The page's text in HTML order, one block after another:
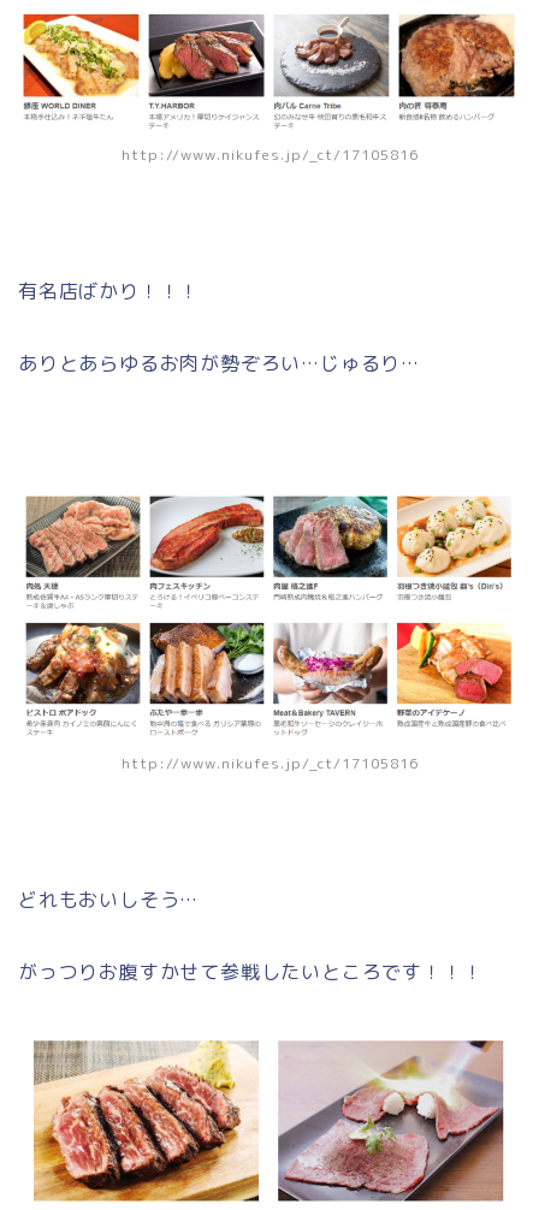
http://www.nikufes.jp/_ct/17105816
有名店ばかり！！！
ありとあらゆるお肉が勢ぞろい…じゅるり…
http://www.nikufes.jp/_ct/17105816
どれもおいしそう…
がっつりお腹すかせて参戦したいところです！！！